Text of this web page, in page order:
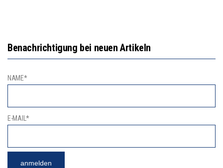
Benachrichtigung bei neuen Artikeln
NAME*
E-MAIL*